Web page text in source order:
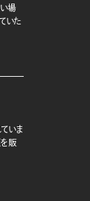
場
いた
いま
販